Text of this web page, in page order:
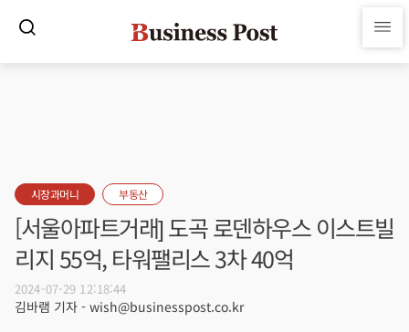
시장과머니 부동산
[서울아파트거래] 도곡 로덴하우스 이스트빌
리지 55억, 타워팰리스 3차 40억
2024-07-29 12:18:44
김바램 기자 - wish@businesspost.co.kr